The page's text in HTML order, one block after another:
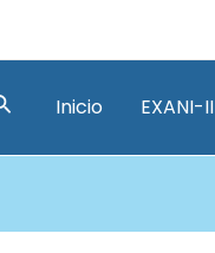
Inicio EXANI-II